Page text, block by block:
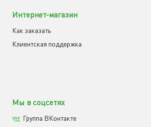
Интернет-магазин
Как заказать
Клиентская поддержка
Мы в соцсетях
Группа ВКонтакте